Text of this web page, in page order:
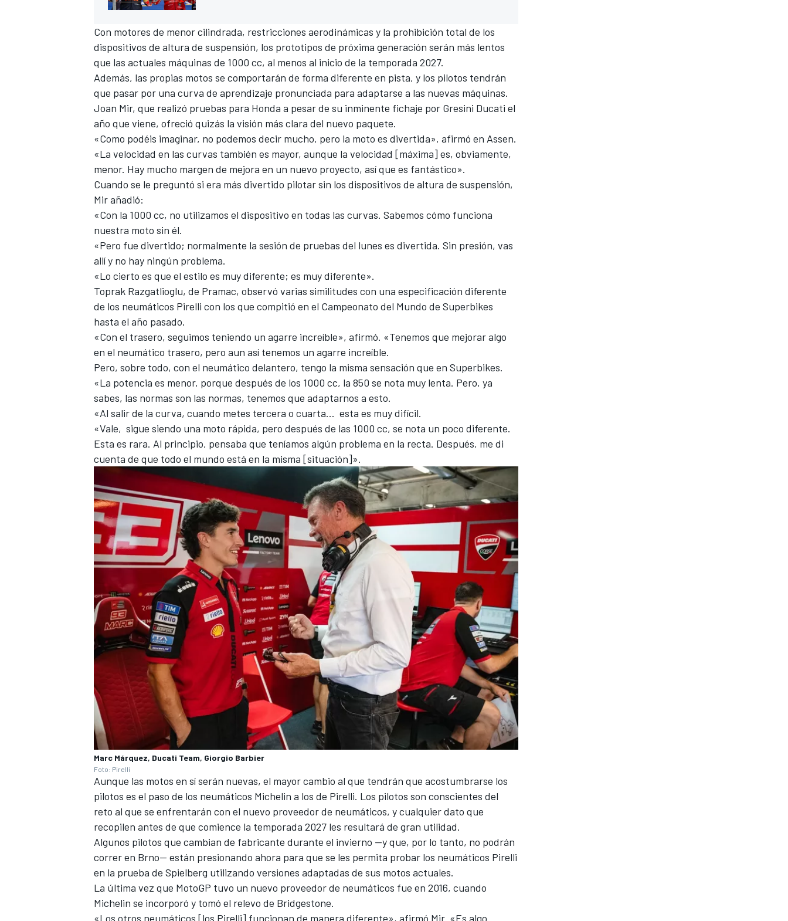
MÁS CATEGORÍAS
Con motores de menor cilindrada, restricciones aerodinámicas y la prohibición total de los
dispositivos de altura de suspensión, los prototipos de próxima generación serán más lentos
que las actuales máquinas de 1000 cc, al menos al inicio de la temporada 2027.
Además, las propias motos se comportarán de forma diferente en pista, y los pilotos tendrán
que pasar por una curva de aprendizaje pronunciada para adaptarse a las nuevas máquinas.
Joan Mir, que realizó pruebas para Honda a pesar de su inminente fichaje por Gresini Ducati el
año que viene, ofreció quizás la visión más clara del nuevo paquete.
«Como podéis imaginar, no podemos decir mucho, pero la moto es divertida», afirmó en Assen.
«La velocidad en las curvas también es mayor, aunque la velocidad [máxima] es, obviamente,
menor. Hay mucho margen de mejora en un nuevo proyecto, así que es fantástico».
Cuando se le preguntó si era más divertido pilotar sin los dispositivos de altura de suspensión,
Mir añadió:
«Con la 1000 cc, no utilizamos el dispositivo en todas las curvas. Sabemos cómo funciona
nuestra moto sin él.
«Pero fue divertido; normalmente la sesión de pruebas del lunes es divertida. Sin presión, vas
allí y no hay ningún problema.
«Lo cierto es que el estilo es muy diferente; es muy diferente».
Toprak Razgatlioglu, de Pramac, observó varias similitudes con una especificación diferente
de los neumáticos Pirelli con los que compitió en el Campeonato del Mundo de Superbikes
hasta el año pasado.
«Con el trasero, seguimos teniendo un agarre increíble», afirmó. «Tenemos que mejorar algo
en el neumático trasero, pero aun así tenemos un agarre increíble.
Pero, sobre todo, con el neumático delantero, tengo la misma sensación que en Superbikes.
«La potencia es menor, porque después de los 1000 cc, la 850 se nota muy lenta. Pero, ya
sabes, las normas son las normas, tenemos que adaptarnos a esto.
«Al salir de la curva, cuando metes tercera o cuarta… esta es muy difícil.
«Vale, sigue siendo una moto rápida, pero después de las 1000 cc, se nota un poco diferente.
Esta es rara. Al principio, pensaba que teníamos algún problema en la recta. Después, me di
cuenta de que todo el mundo está en la misma [situación]».
Marc Márquez, Ducati Team, Giorgio Barbier
Foto: Pirelli
Aunque las motos en sí serán nuevas, el mayor cambio al que tendrán que acostumbrarse los
pilotos es el paso de los neumáticos Michelin a los de Pirelli. Los pilotos son conscientes del
reto al que se enfrentarán con el nuevo proveedor de neumáticos, y cualquier dato que
recopilen antes de que comience la temporada 2027 les resultará de gran utilidad.
Algunos pilotos que cambian de fabricante durante el invierno —y que, por lo tanto, no podrán
correr en Brno— están presionando ahora para que se les permita probar los neumáticos Pirelli
en la prueba de Spielberg utilizando versiones adaptadas de sus motos actuales.
La última vez que MotoGP tuvo un nuevo proveedor de neumáticos fue en 2016, cuando
Michelin se incorporó y tomó el relevo de Bridgestone.
«Los otros neumáticos [los Pirelli] funcionan de manera diferente», afirmó Mir. «Es algo